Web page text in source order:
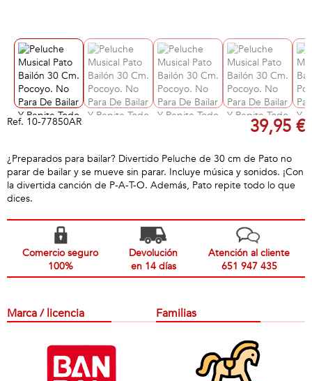
Ref. 10-77850AR 39,95 €
¿Preparados para bailar? Divertido Peluche de 30 cm de Pato no
parar de bailar y se mueve sin parar. Incluye música y sonidos. ¡Con
la divertida canción de P-A-T-O. Además, Pato repite todo lo que
dices.
Comercio seguro
100%
Devolución
en 14 días
Atención al cliente
651 947 435
Marca / licencia Familias